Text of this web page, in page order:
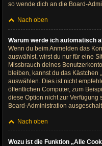
so wende dich an die Board-
Nach oben
Warum werde ich automatisch
Wenn du beim Anmelden das
auswählst, wirst du nur für eine
Missbrauch deines
bleiben, kannst du das Kästchen
auswählen. Dies ist nicht
öffentlichen Computer, zum
diese Option nicht zur Verfügung
Board-Administration
Nach oben
Wozu ist die Funktion „Alle